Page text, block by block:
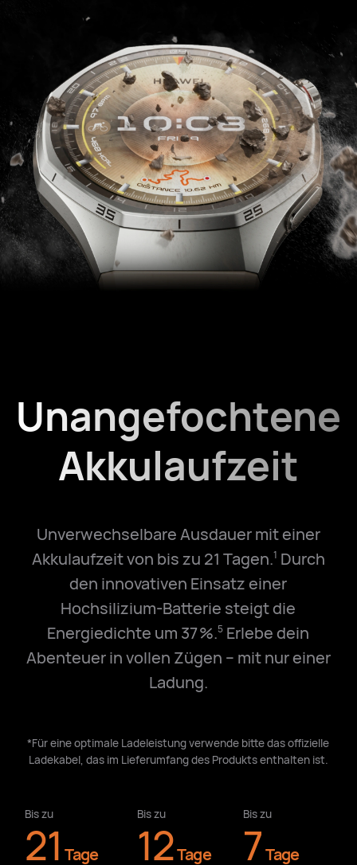
Unangefochtene
Akkulaufzeit
Unverwechselbare Ausdauer mit einer
Akkulaufzeit von bis zu 21 Tagen.1 Durch
den innovativen Einsatz einer
Hochsilizium-Batterie steigt die
Energiedichte um 37 %.5 Erlebe dein
Abenteuer in vollen Zügen – mit nur einer
Ladung.
*Für eine optimale Ladeleistung verwende bitte das offizielle
Ladekabel, das im Lieferumfang des Produkts enthalten ist.
Bis zu
21 Tage
Bis zu
12Tage
Bis zu
7Tage